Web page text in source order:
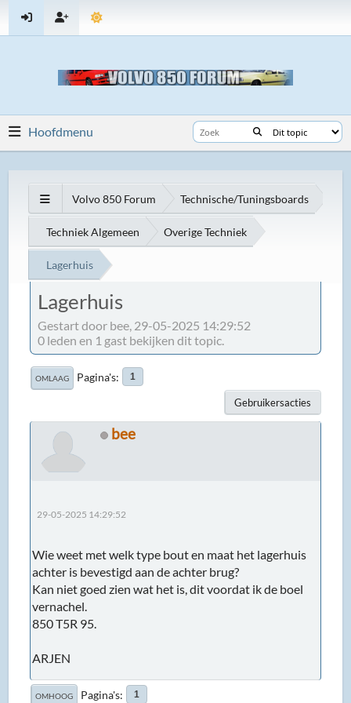
Hoofdmenu
Volvo 850 Forum Technische/Tuningsboards
Techniek Algemeen Overige Techniek
Lagerhuis
Lagerhuis
Gestart door bee, 29-05-2025 14:29:52
0 leden en 1 gast bekijken dit topic.
OMLAAG Pagina's 1
Gebruikersacties
bee
29-05-2025 14:29:52
Wie weet met welk type bout en maat het lagerhuis
achter is bevestigd aan de achter brug?
Kan niet goed zien wat het is, dit voordat ik de boel
vernachel.
850 T5R 95.
ARJEN
OMHOOG Pagina's 1